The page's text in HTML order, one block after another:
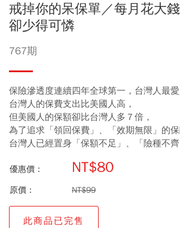
戒掉你的呆保單／每月花大
卻少得可憐
767期
保險滲透度連續四年全球第一，台灣人最愛
台灣人的保費支出比美國人高，
但美國人的保額卻比台灣人多７倍，
為了追求「領回保費」、「效期無限」的保
台灣人已經置身「保額不足」、「險種不
優惠價： NT$80
原價： NT$99
此商品已完售